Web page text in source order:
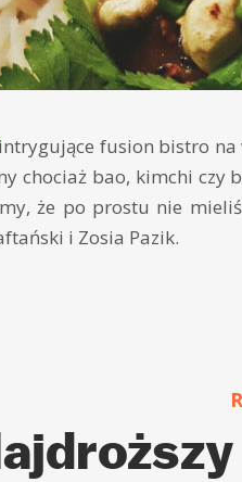
fusion bistro
chociaż bao, kimchi czy
że po prostu nie
i Zosia Pazik.